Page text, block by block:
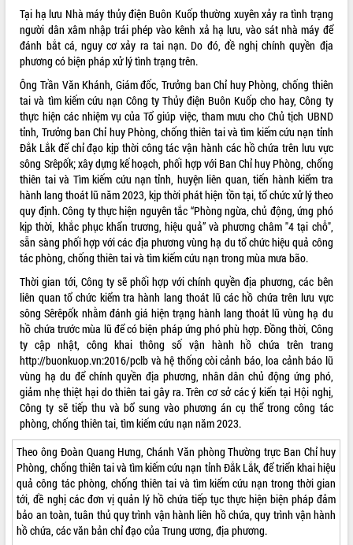
Tại hạ lưu Nhà máy thủy điện Buôn Kuốp thường xuyên xảy ra tình trạng
người dân xâm nhập trái phép vào kênh xả hạ lưu, vào sát nhà máy để
đánh bắt cá, nguy cơ xảy ra tai nạn. Do đó, đề nghị chính quyền địa
phương có biện pháp xử lý tình trạng trên.
Ông Trần Văn Khánh, Giám đốc, Trưởng ban Chỉ huy Phòng, chống thiên
tai và tìm kiếm cứu nạn Công ty Thủy điện Buôn Kuốp cho hay, Công ty
thực hiện các nhiệm vụ của Tổ giúp việc, tham mưu cho Chủ tịch UBND
tỉnh, Trưởng ban Chỉ huy Phòng, chống thiên tai và tìm kiếm cứu nạn tỉnh
Đắk Lắk để chỉ đạo kịp thời công tác vận hành các hồ chứa trên lưu vực
sông Srêpốk; xây dựng kế hoạch, phối hợp với Ban Chỉ huy Phòng, chống
thiên tai và Tìm kiếm cứu nạn tỉnh, huyện liên quan, tiến hành kiểm tra
hành lang thoát lũ năm 2023, kịp thời phát hiện tồn tại, tổ chức xử lý theo
quy định. Công ty thực hiện nguyên tắc “Phòng ngừa, chủ động, ứng phó
kịp thời, khắc phục khẩn trương, hiệu quả” và phương châm "4 tại chỗ",
sẵn sàng phối hợp với các địa phương vùng hạ du tổ chức hiệu quả công
tác phòng, chống thiên tai và tìm kiếm cứu nạn trong mùa mưa bão.
Thời gian tới, Công ty sẽ phối hợp với chính quyền địa phương, các bên
liên quan tổ chức kiểm tra hành lang thoát lũ các hồ chứa trên lưu vực
sông Sêrêpốk nhằm đánh giá hiện trạng hành lang thoát lũ vùng hạ du
hồ chứa trước mùa lũ để có biện pháp ứng phó phù hợp. Đồng thời, Công
ty cập nhật, công khai thông số vận hành hồ chứa trên trang
http://buonkuop.vn:2016/pclb và hệ thống còi cảnh báo, loa cảnh báo lũ
vùng hạ du để chính quyền địa phương, nhân dân chủ động ứng phó,
giảm nhẹ thiệt hại do thiên tai gây ra. Trên cơ sở các ý kiến tại Hội nghị,
Công ty sẽ tiếp thu và bổ sung vào phương án cụ thể trong công tác
phòng, chống thiên tai, tìm kiếm cứu nạn năm 2023.
Theo ông Đoàn Quang Hưng, Chánh Văn phòng Thường trực Ban Chỉ huy
Phòng, chống thiên tai và tìm kiếm cứu nạn tỉnh Đắk Lắk, để triển khai hiệu
quả công tác phòng, chống thiên tai và tìm kiếm cứu nạn trong thời gian
tới, đề nghị các đơn vị quản lý hồ chứa tiếp tục thực hiện biện pháp đảm
bảo an toàn, tuân thủ quy trình vận hành liên hồ chứa, quy trình vận hành
hồ chứa, các văn bản chỉ đạo của Trung ương, địa phương.